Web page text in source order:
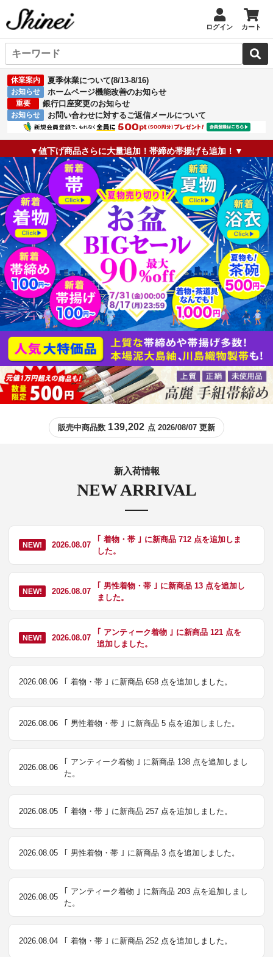
ログイン カート
休業案内 夏季休業について(8/13-8/16)
お知らせ ホームページ機能改善のお知らせ
重要 銀行口座変更のお知らせ
お知らせ お問い合わせに対するご返信メールについて
▼値下げ商品さらに大量追加！帯締め帯揚げも追加！▼
販売中商品数 139,202 点 2026/08/07 更新
NEW ARRIVAL
新入荷情報
NEW! 2026.08.07
｢ 着物・帯 ｣ に新商品 712 点を追加しま
した。
NEW! 2026.08.07
｢ 男性着物・帯 ｣ に新商品 13 点を追加し
ました。
NEW! 2026.08.07
｢ アンティーク着物 ｣ に新商品 121 点を
追加しました。
2026.08.06 ｢ 着物・帯 ｣ に新商品 658 点を追加しました。
2026.08.06 ｢ 男性着物・帯 ｣ に新商品 5 点を追加しました。
2026.08.06
｢ アンティーク着物 ｣ に新商品 138 点を追加しまし
た。
2026.08.05 ｢ 着物・帯 ｣ に新商品 257 点を追加しました。
2026.08.05 ｢ 男性着物・帯 ｣ に新商品 3 点を追加しました。
2026.08.05
｢ アンティーク着物 ｣ に新商品 203 点を追加しまし
た。
2026.08.04 ｢ 着物・帯 ｣ に新商品 252 点を追加しました。